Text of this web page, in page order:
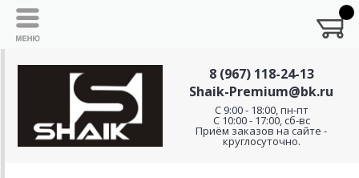
8 (967) 118-24-13
Shaik-Premium@bk.ru
C 9:00 - 18:00, пн-пт
С 10:00 - 17:00, сб-вс
Приём заказов на сайте -
круглосуточно.